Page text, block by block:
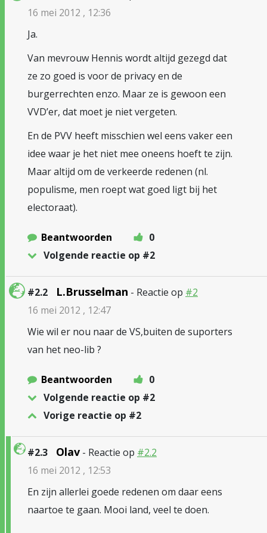
16 mei 2012 , 12:36
Ja.
Van mevrouw Hennis wordt altijd gezegd dat
ze zo goed is voor de privacy en de
burgerrechten enzo. Maar ze is gewoon een
VVD’er, dat moet je niet vergeten.
En de PVV heeft misschien wel eens vaker een
idee waar je het niet mee oneens hoeft te zijn.
Maar altijd om de verkeerde redenen (nl.
populisme, men roept wat goed ligt bij het
electoraat).
Beantwoorden
0
Volgende reactie op #2
#2.2 L.Brusselman - Reactie op #2
16 mei 2012 , 12:47
Wie wil er nou naar de VS,buiten de suporters
van het neo-lib ?
Beantwoorden
0
Volgende reactie op #2
Vorige reactie op #2
#2.3 Olav - Reactie op #2.2
16 mei 2012 , 12:53
En zijn allerlei goede redenen om daar eens
naartoe te gaan. Mooi land, veel te doen.